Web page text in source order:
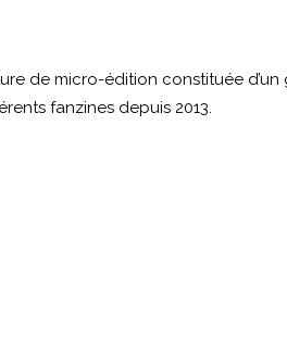
de micro-édition constituée
fanzines depuis 2013.